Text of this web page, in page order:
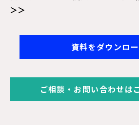
＞＞
資料をダウンロ
ご相談・お問い合わせは